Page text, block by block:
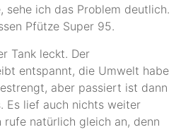
sehe ich das Problem deutlich.
Pfütze Super 95.
Tank leckt. Der
entspannt, die Umwelt habe
aber passiert ist dann
Es lief auch nichts weiter
rufe natürlich gleich an, denn